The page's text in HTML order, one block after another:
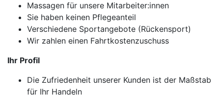
Massagen für unsere Mitarbeiter:innen
Sie haben keinen Pflegeanteil
Verschiedene Sportangebote (Rückensport)
Wir zahlen einen Fahrtkostenzuschuss
Ihr Profil
Die Zufriedenheit unserer Kunden ist der Maßstab
für Ihr Handeln